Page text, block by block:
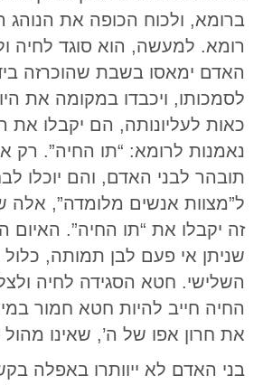
ברומא, ולכוח הכופה את הנוהג
רומא. למעשה, הוא סוגד לחיה
האדם ימאסו בשבת שהוכרזה
לסמכותו, ויכבדו במקומה את
כאות לעליונותה, הם יקבלו את
נאמנות לרומא: “תו החיה”. רק
תובהר לבני האדם, והם יוכלו
ל”מצוות אנשים מלומדה”, אלה
זה יקבלו את “תו החיה”. האיום
שניתן אי פעם לבן תמותה,
השלישי. חטא הסגידה לחיה
החיה חייב להיות חטא חמור
את חרון אפו של ה’, שאינו מהול
בני האדם לא ייוותרו באפלה